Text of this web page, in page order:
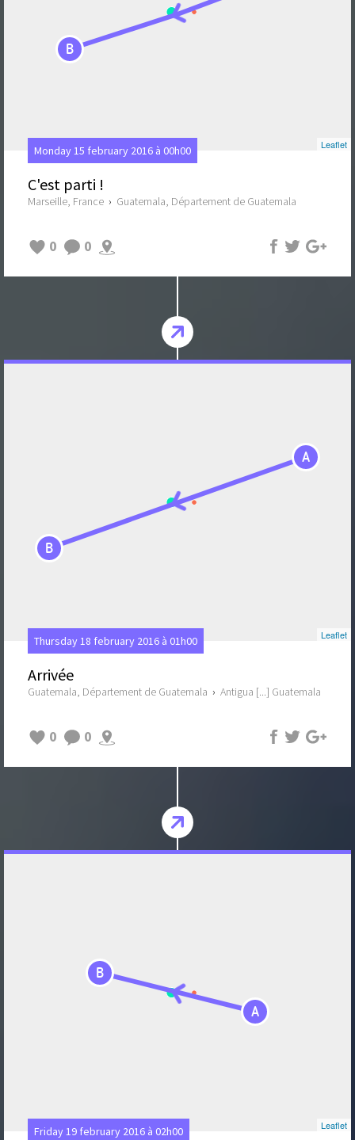
B
Leaflet
Monday 15 february 2016 à 00h00
C'est parti !
Marseille, France › Guatemala, Département de Guatemala
0 0
A
B
Leaflet
Thursday 18 february 2016 à 01h00
Arrivée
Guatemala, Département de Guatemala › Antigua [...] Guatemala
0 0
A
B
Leaflet
Friday 19 february 2016 à 02h00